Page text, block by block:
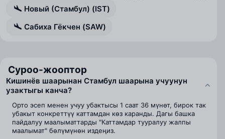
Новый (Стамбул) (IST)
Сабиха Гёкчен (SAW)
Суроо-жооптор
Кишинёв шаарынан Стамбул шаарына учуунун
узактыгы канча?
Орто эсеп менен учуу убактысы 1 саат 36 мүнөт, бирок так
убакыт конкреттүү каттамдан көз каранды. Дагы башка
пайдалуу маалыматтарды "Каттамдар тууралуу жалпы
маалымат" бөлүмүнөн издеңиз.